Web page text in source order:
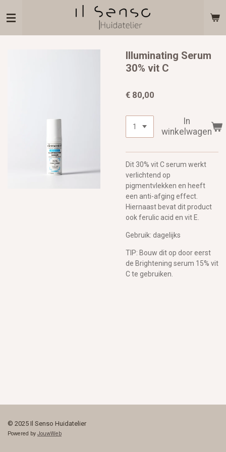
direct
Illuminating Serum
30% vit C
€ 80,00
In
winkelwagen
Dit 30% vit C serum werkt
verlichtend op
pigmentvlekken en heeft
een anti-afging effect.
Hiernaast bevat dit product
ook ferulic acid en vit E.
Gebruik: dagelijks
TIP: Bouw dit op door eerst
de Brightening serum 15% vit
C te gebruiken.
© 2025 Il Senso Huidatelier
Powered by JouwWeb